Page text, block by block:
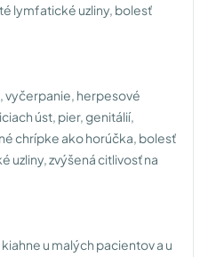
lymfatické uzliny, bolesť
vyčerpanie, herpesové
úst, pier, genitálií,
chrípke ako horúčka, bolesť
uzliny, zvýšená citlivosť na
u malých pacientov a u